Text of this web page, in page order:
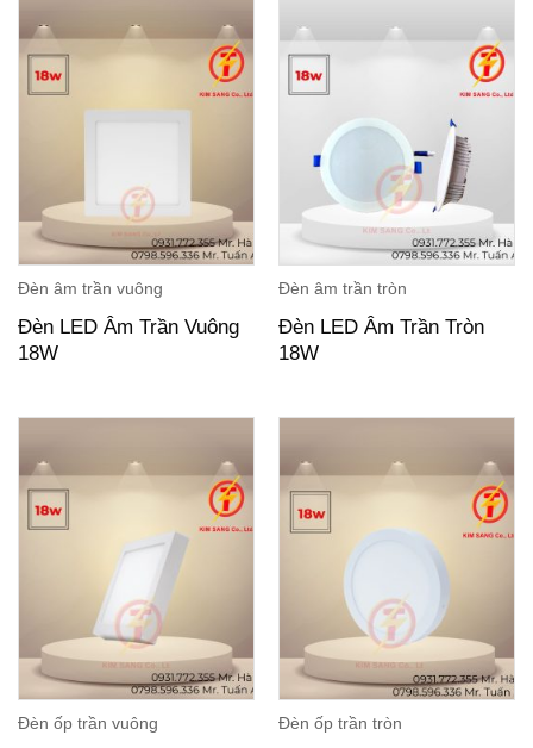
Đèn âm trần vuông
Đèn LED Âm Trần Vuông
18W
Đèn âm trần tròn
Đèn LED Âm Trần Tròn
18W
Đèn ốp trần vuông Đèn ốp trần tròn